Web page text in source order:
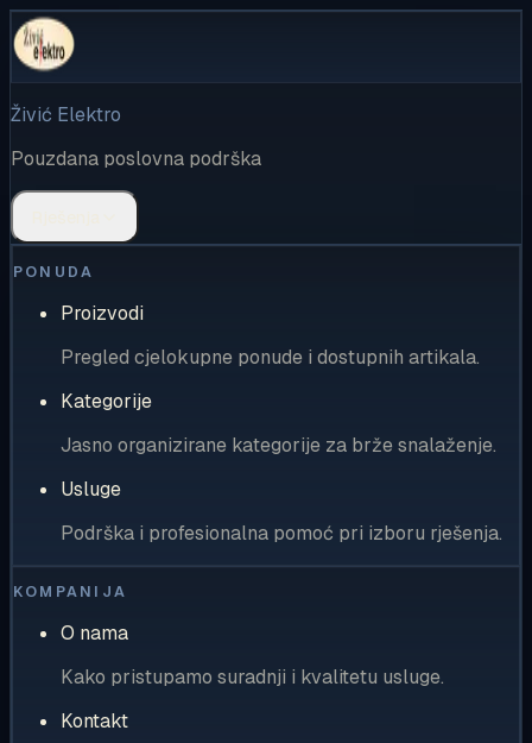
Živić Elektro
Pouzdana poslovna podrška
PONUDA
Proizvodi
Pregled cjelokupne ponude i dostupnih artikala.
Kategorije
Jasno organizirane kategorije za brže snalaženje.
Usluge
Podrška i profesionalna pomoć pri izboru rješenja.
KOMPANIJA
O nama
Kako pristupamo suradnji i kvalitetu usluge.
Kontakt